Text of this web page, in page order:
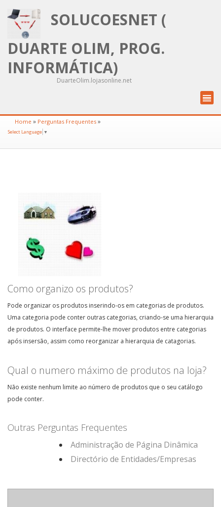
SOLUCOESNET (
DUARTE OLIM, PROG.
INFORMÁTICA)
DuarteOlim.lojasonline.net
Home » Perguntas Frequentes »
Select Language ▼
Como organizo os produtos?
Pode organizar os produtos inserindo-os em categorias de produtos.
Uma categoria pode conter outras categorias, criando-se uma hierarquia
de produtos. O interface permite-lhe mover produtos entre categorias
após insersão, assim como reorganizar a hierarquia de catagorias.
Qual o numero máximo de produtos na loja?
Não existe nenhum limite ao número de produtos que o seu catálogo
pode conter.
Outras Perguntas Frequentes
Administração de Página Dinâmica
Directório de Entidades/Empresas